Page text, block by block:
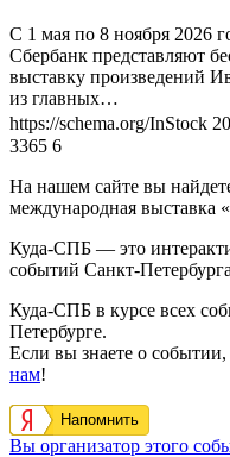
С 1 мая по 8 ноября 2026
Сбербанк представляют
выставку произведений
из главных…
https://schema.org/InStock
3365 6
На нашем сайте вы
международная выставка
Куда-СПБ — это
событий Санкт-
Куда-СПБ в курсе всех
Петербурге.
Если вы знаете о событии,
нам!
Напомнить
Вы организатор этого